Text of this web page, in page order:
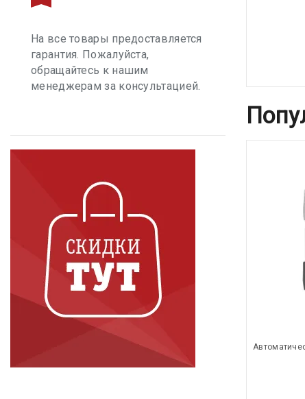
На все товары предоставляется
гарантия. Пожалуйста,
обращайтесь к нашим
менеджерам за консультацией.